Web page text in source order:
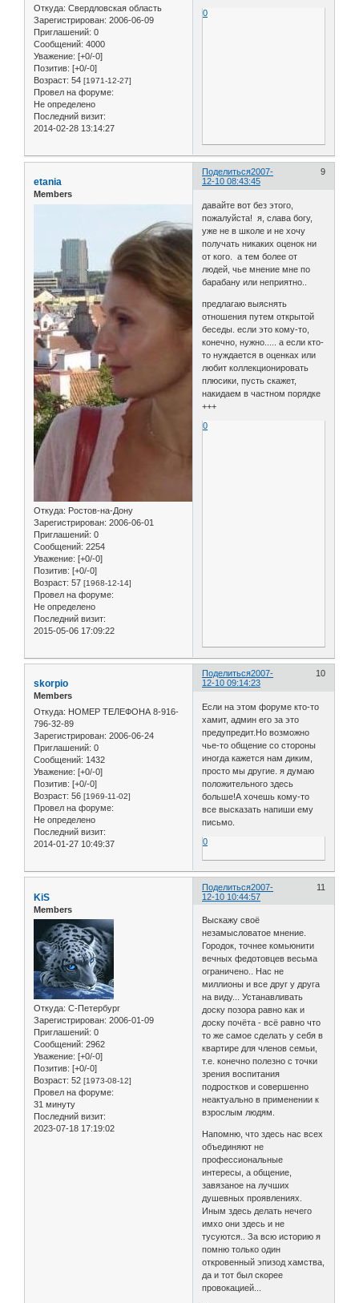
Откуда: Свердловская область
Зарегистрирован: 2006-06-09
Приглашений: 0
Сообщений: 4000
Уважение: [+0/-0]
Позитив: [+0/-0]
Возраст: 54 [1971-12-27]
Провел на форуме:
Не определено
Последний визит:
2014-02-28 13:14:27
0
Поделиться 9
2007-
12-10 08:43:45
etania
Members
Откуда: Ростов-на-Дону
Зарегистрирован: 2006-06-01
Приглашений: 0
Сообщений: 2254
Уважение: [+0/-0]
Позитив: [+0/-0]
Возраст: 57 [1968-12-14]
Провел на форуме:
Не определено
Последний визит:
2015-05-06 17:09:22
давайте вот без этого,
пожалуйста! я, слава богу,
уже не в школе и не хочу
получать никаких оценок ни
от кого. а тем более от
людей, чье мнение мне по
барабану или неприятно..
предлагаю выяснять
отношения путем открытой
беседы. если это кому-то,
конечно, нужно..... а если кто-
то нуждается в оценках или
любит коллекционировать
плюсики, пусть скажет,
накидаем в частном порядке
+++
0
Поделиться 10
2007-
12-10 09:14:23
skorpio
Members
Откуда: НОМЕР ТЕЛЕФОНА 8-916-
796-32-89
Зарегистрирован: 2006-06-24
Приглашений: 0
Сообщений: 1432
Уважение: [+0/-0]
Позитив: [+0/-0]
Возраст: 56 [1969-11-02]
Провел на форуме:
Не определено
Последний визит:
2014-01-27 10:49:37
Если на этом форуме кто-то
хамит, админ его за это
предупредит.Но возможно
чье-то общение со стороны
иногда кажется нам диким,
просто мы другие. я думаю
положительного здесь
больше!А хочешь кому-то
все высказать напиши ему
письмо.
0
Поделиться 11
2007-
12-10 10:44:57
KiS
Members
Откуда: С-Петербург
Зарегистрирован: 2006-01-09
Приглашений: 0
Сообщений: 2962
Уважение: [+0/-0]
Позитив: [+0/-0]
Возраст: 52 [1973-08-12]
Провел на форуме:
31 минуту
Последний визит:
2023-07-18 17:19:02
Выскажу своё
незамысловатое мнение.
Городок, точнее комьюнити
вечных федотовцев весьма
ограничено.. Нас не
миллионы и все друг у друга
на виду... Устанавливать
доску позора равно как и
доску почёта - всё равно что
то же самое сделать у себя в
квартире для членов семьи,
т.е. конечно полезно с точки
зрения воспитания
подростков и совершенно
неактуально в применении к
взрослым людям.
Напомню, что здесь нас всех
объединяют не
профессиональные
интересы, а общение,
завязаное на лучших
душевных проявлениях.
Иным здесь делать нечего
имхо они здесь и не
тусуются.. За всю историю я
помню только один
откровенный эпизод хамства,
да и тот был скорее
провокацией...